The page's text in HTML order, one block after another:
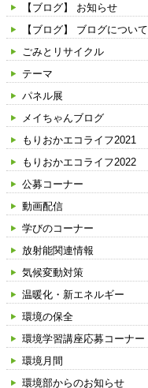
【ブログ】 お知らせ
【ブログ】 ブログについて
ごみとリサイクル
テーマ
パネル展
メイちゃんブログ
もりおかエコライフ2021
もりおかエコライフ2022
公募コーナー
動画配信
学びのコーナー
放射能関連情報
気候変動対策
温暖化・新エネルギー
環境の保全
環境学習講座応募コーナー
環境月間
環境部からのお知らせ